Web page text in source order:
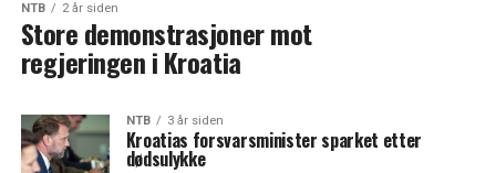
NTB 2 år siden
Store demonstrasjoner mot
regjeringen i Kroatia
NTB 3 år siden
Kroatias forsvarsminister sparket etter
dødsulykke